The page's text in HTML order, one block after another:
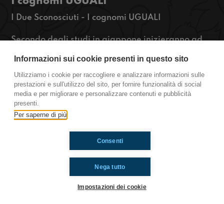
I Due Sconosciuti - I cognomi UGUALI
Secondo degli studi in giappone inizieranno ad
un po 'scioccati quindi abbiamo deciso di
approfittarne per parlare di cognomi in
generale... insomma ascoltate la puntata che è
meglio
https://www.radioimmaginaria.it
Ti è piaciuto? Condividilo!
Informazioni sui cookie presenti in questo sito
Utilizziamo i cookie per raccogliere e analizzare informazioni sulle
prestazioni e sull'utilizzo del sito, per fornire funzionalità di social
media e per migliorare e personalizzare contenuti e pubblicità
presenti.
Per saperne di più
Nega tutto
Consenti
Impostazioni dei cookie